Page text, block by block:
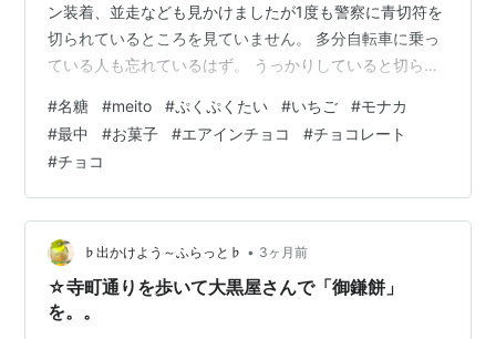
ン装着、並走なども見かけましたが1度も警察に青切符を
切られているところを見ていません。 多分自転車に乗っ
ている人も忘れているはず。 うっかりしていると切られ
つ 名糖『ぷくぷくたい いちご』です。 GW間近ってこと
でおめでたいたい焼きのお菓子を食べました。 エアイン
チョコが入ったお菓子で苺味はあまり見かけないので個
人的にちょっと嬉しい。 しかも100円以下で買えまし
た。 リンク 『ぷくぷくたい いちご』はもなかの中にふ
んわりエアイン苺チョコを…
#名糖 #meito #ぷくぷくたい #いちご #モナカ
#最中 #お菓子 #エアインチョコ #チョコレート
#チョコ
♭出かけよう～ふらっと♭ • 3ヶ月前
☆寺町通りを歩いて大黒屋さんで「御鎌餅」
を。。